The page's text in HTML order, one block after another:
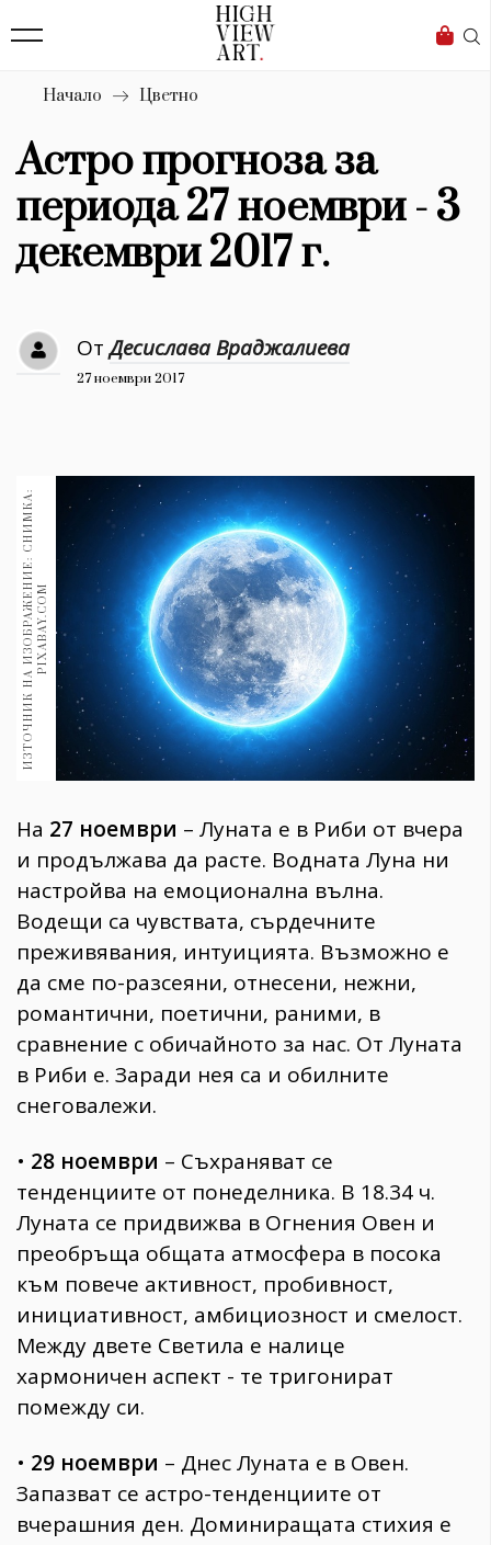
Бизнес
Мода
Dialogue
Изкуство
4339
Красота
Дизайн
Книги
30+ 1970
Гурме 1709
Пътувай
237
Здраве 389
Gentlemen
381
Wellness
ПОСЛЕДВАЙТЕ
НИ
Начало Цветно
Астро прогноза за
периода 27 ноември - 3
декември 2017 г.
ОтДесислава Враджалиева
27 ноември 2017
И
З
Т
О
Ч
Н
И
К
Н
А
И
З
О
Б
Р
А
Ж
Е
Н
И
Е
:
С
Н
И
М
К
А
:
P
I
X
A
B
A
Y
.
C
OM
На 27 ноември – Луната е в Риби от вчера
и продължава да расте. Водната Луна ни
настройва на емоционална вълна.
Водещи са чувствата, сърдечните
преживявания, интуицията. Възможно е
да сме по-разсеяни, отнесени, нежни,
романтични, поетични, раними, в
сравнение с обичайното за нас. От Луната
в Риби е. Заради нея са и обилните
снеговалежи.
• 28 ноември – Съхраняват се
тенденциите от понеделника. В 18.34 ч.
Луната се придвижва в Огнения Овен и
преобръща общата атмосфера в посока
към повече активност, пробивност,
инициативност, амбициозност и смелост.
Между двете Светила е налице
хармоничен аспект - те тригонират
помежду си.
• 29 ноември – Днес Луната е в Овен.
Запазват се астро-тенденциите от
вчерашния ден. Доминиращата стихия е